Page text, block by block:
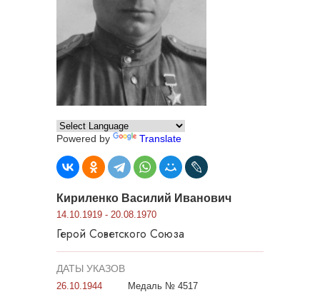
Powered by Translate
Кириленко Василий Иванович
14.10.1919 - 20.08.1970
Герой Советского Союза
ДАТЫ УКАЗОВ
26.10.1944 Медаль № 4517